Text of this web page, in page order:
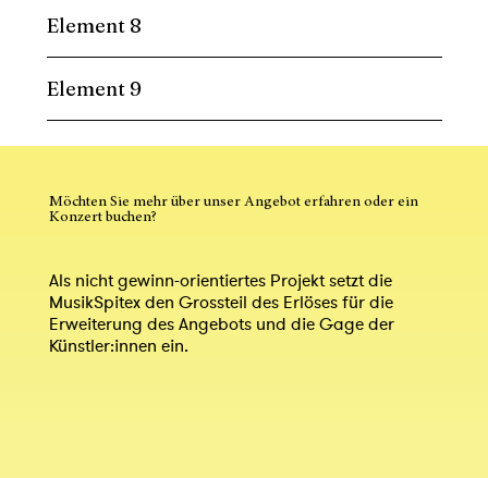
Möchten Sie mehr über unser Angebot erfahren oder ein
Konzert buchen?
Als nicht gewinn-orientiertes Projekt setzt die
MusikSpitex den Grossteil des Erlöses für die
Erweiterung des Angebots und die Gage der
Künstler:innen ein.
Element 8
Element 9